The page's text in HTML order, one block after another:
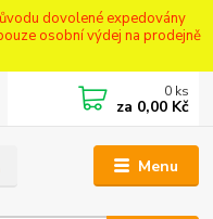
dovolené expedovány
osobní výdej na prodejně
Menu
0 ks
za 0,00 Kč